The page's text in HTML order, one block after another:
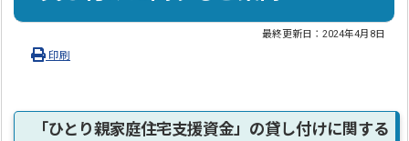
最終更新日：2024年4月8日
印刷
「ひとり親家庭住宅支援資金」の貸し付けに関する